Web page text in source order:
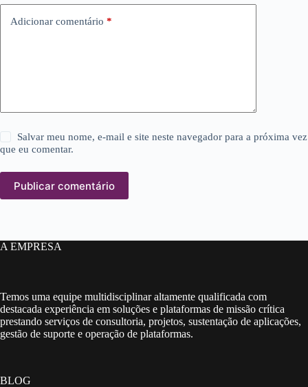
Adicionar comentário *
Salvar meu nome, e-mail e site neste navegador para a próxima vez
que eu comentar.
Publicar comentário
A EMPRESA
Temos uma equipe multidisciplinar altamente qualificada com
destacada experiência em soluções e plataformas de missão crítica
prestando serviços de consultoria, projetos, sustentação de aplicações,
gestão de suporte e operação de plataformas.
BLOG